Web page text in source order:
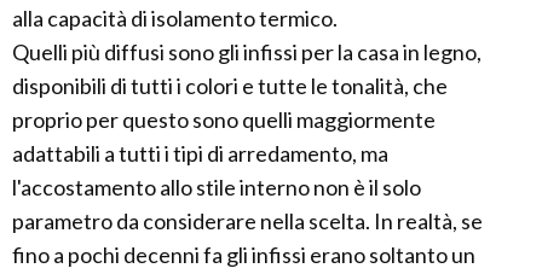
alla capacità di isolamento termico.
Quelli più diffusi sono gli infissi per la casa in legno,
disponibili di tutti i colori e tutte le tonalità, che
proprio per questo sono quelli maggiormente
adattabili a tutti i tipi di arredamento, ma
l'accostamento allo stile interno non è il solo
parametro da considerare nella scelta. In realtà, se
fino a pochi decenni fa gli infissi erano soltanto un